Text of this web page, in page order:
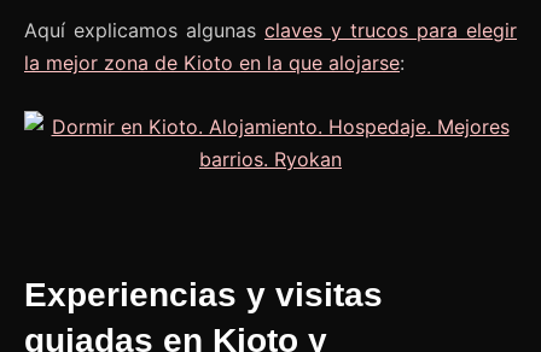
Aquí explicamos algunas claves y trucos para elegir
la mejor zona de Kioto en la que alojarse:
Experiencias y visitas
guiadas en Kioto y